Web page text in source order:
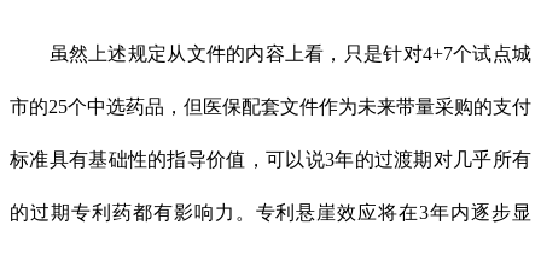
虽然上述规定从文件的内容上看，只是针对4+7个试点城
市的25个中选药品，但医保配套文件作为未来带量采购的支付
标准具有基础性的指导价值，可以说3年的过渡期对几乎所有
的过期专利药都有影响力。专利悬崖效应将在3年内逐步显